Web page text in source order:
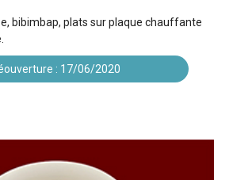
bibimbap, plats sur plaque chauffante
: 17/06/2020